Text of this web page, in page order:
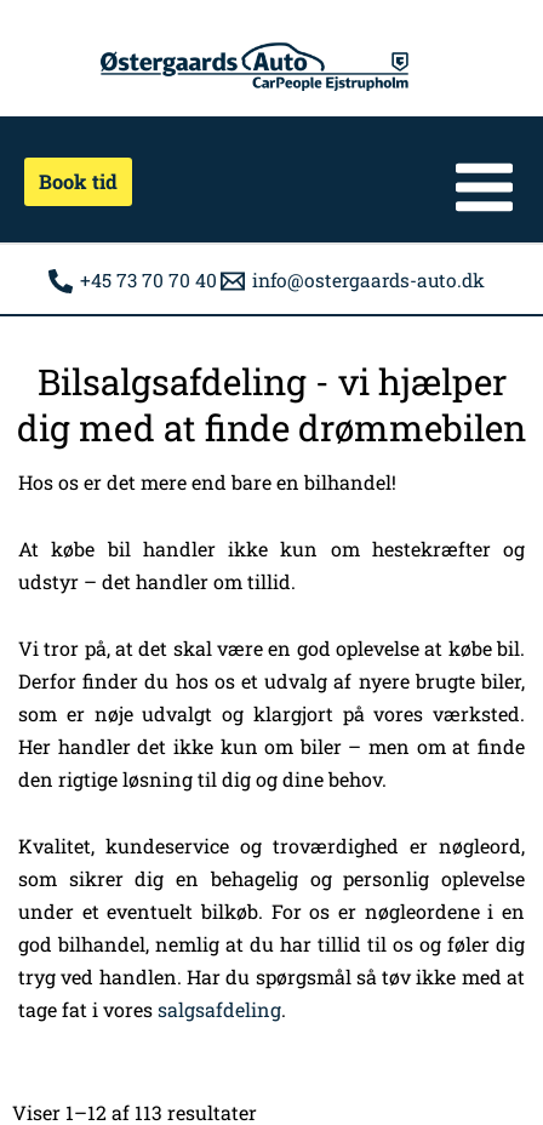
Book tid
+45 73 70 70 40 info@ostergaards-auto.dk
Bilsalgsafdeling - vi hjælper
dig med at finde drømmebilen
Hos os er det mere end bare en bilhandel!
At købe bil handler ikke kun om hestekræfter og
udstyr – det handler om tillid.
Vi tror på, at det skal være en god oplevelse at købe bil.
Derfor finder du hos os et udvalg af nyere brugte biler,
som er nøje udvalgt og klargjort på vores værksted.
Her handler det ikke kun om biler – men om at finde
den rigtige løsning til dig og dine behov.
Kvalitet, kundeservice og troværdighed er nøgleord,
som sikrer dig en behagelig og personlig oplevelse
under et eventuelt bilkøb. For os er nøgleordene i en
god bilhandel, nemlig at du har tillid til os og føler dig
tryg ved handlen. Har du spørgsmål så tøv ikke med at
tage fat i voressalgsafdeling.
Viser 1–12 af 113 resultaterefter